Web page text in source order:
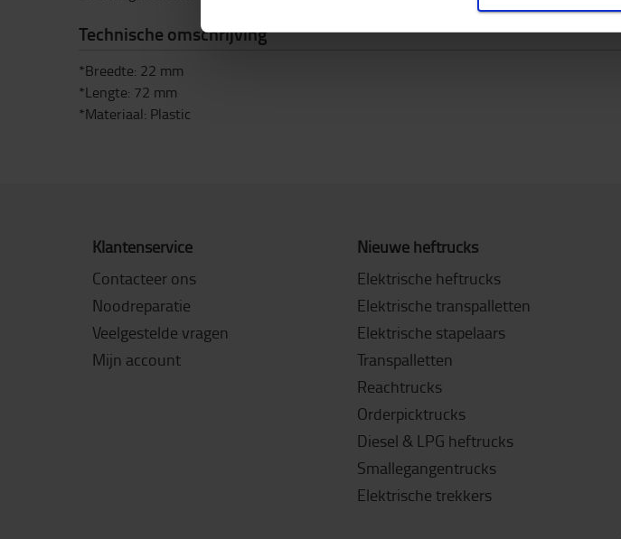
Technische omschrijving
*Breedte: 22 mm
*Lengte: 72 mm
*Materiaal: Plastic
Klantenservice
Contacteer ons
Noodreparatie
Veelgestelde vragen
Mijn account
Nieuwe heftrucks
Elektrische heftrucks
Elektrische transpalletten
Elektrische stapelaars
Transpalletten
Reachtrucks
Orderpicktrucks
Diesel & LPG heftrucks
Smallegangentrucks
Elektrische trekkers